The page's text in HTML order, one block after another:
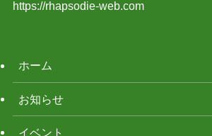
https://rhapsodie-web.com
ホーム
お知らせ
イベント